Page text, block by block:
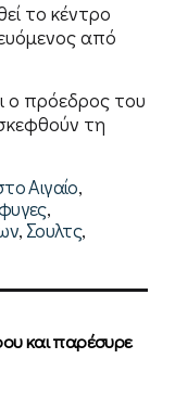
το κέντρο
από
ο πρόεδρος του
τη
Αιγαίο,
,
, Σουλτς,
και παρέσυρε